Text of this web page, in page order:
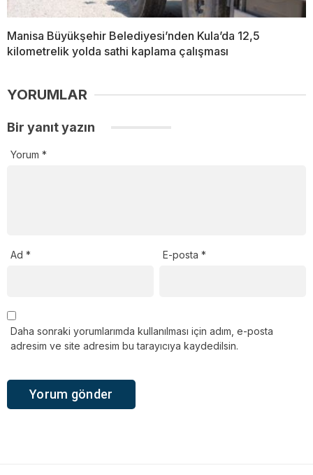
Manisa Büyükşehir Belediyesi’nden Kula’da 12,5
kilometrelik yolda sathi kaplama çalışması
YORUMLAR
Bir yanıt yazın
Yorum *
Ad * E-posta*
Daha sonraki yorumlarımda kullanılması için adım, e-posta
adresim ve site adresim bu tarayıcıya kaydedilsin.